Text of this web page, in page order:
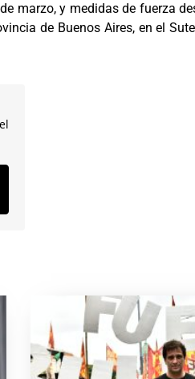
marzo, y medidas de fuerza
de Buenos Aires, en el